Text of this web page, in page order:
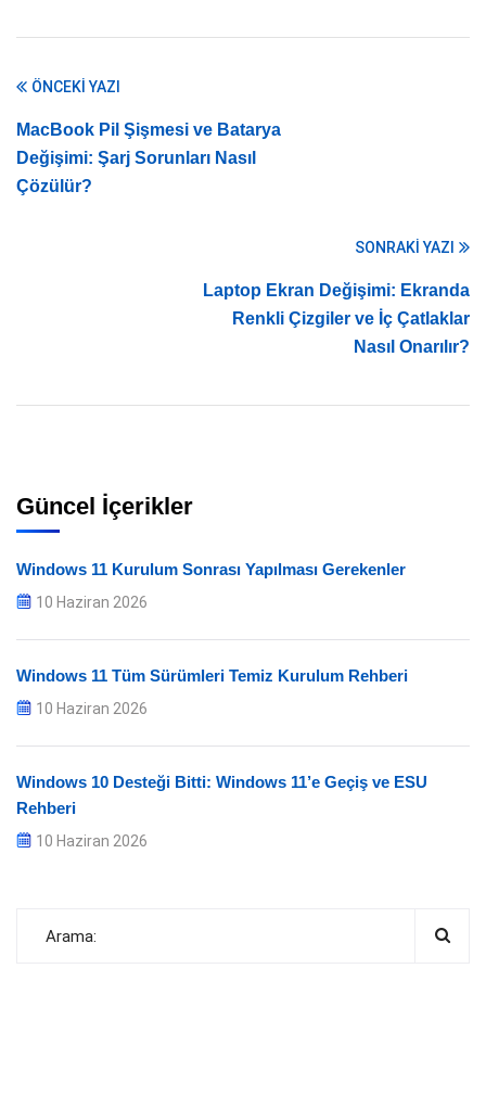
ÖNCEKI YAZI
MacBook Pil Şişmesi ve Batarya
Değişimi: Şarj Sorunları Nasıl
Çözülür?
SONRAKI YAZI
Laptop Ekran Değişimi: Ekranda
Renkli Çizgiler ve İç Çatlaklar
Nasıl Onarılır?
Güncel İçerikler
Windows 11 Kurulum Sonrası Yapılması Gerekenler
10 Haziran 2026
Windows 11 Tüm Sürümleri Temiz Kurulum Rehberi
10 Haziran 2026
Windows 10 Desteği Bitti: Windows 11’e Geçiş ve ESU
Rehberi
10 Haziran 2026